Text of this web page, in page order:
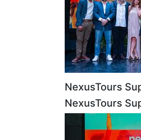
NexusTours
NexusTours